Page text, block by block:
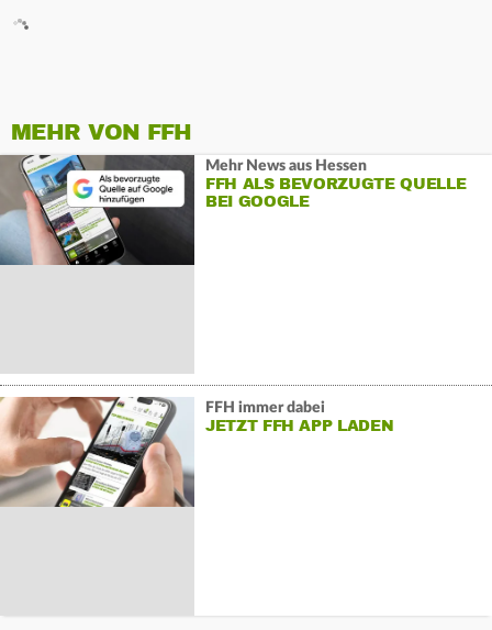
MEHR VON FFH
Mehr News aus Hessen
FFH ALS BEVORZUGTE QUELLE
BEI GOOGLE
FFH immer dabei
JETZT FFH APP LADEN